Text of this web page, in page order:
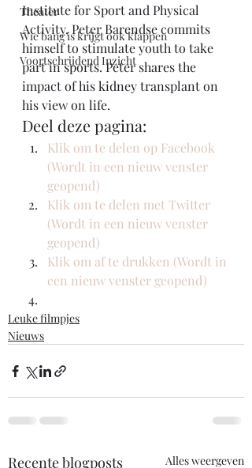
Theater
Wie bang is krijgt ook klappen
Voortschrijdend Inzicht
Institute for Sport and Physical
Activity, Peter Barendse commits
himself to stimulate youth to take
part in sports. Peter shares the
impact of his kidney transplant on
his view on life.
Deel deze pagina:
Klik om te delen op Facebook
(Wordt in een nieuw venster
geopend)
Klik om te delen met Twitter
(Wordt in een nieuw venster
geopend)
Klik om af te drukken (Wordt in
een nieuw venster geopend)
Leuke filmpjes
Nieuws
Recente blogposts Alles weergeven